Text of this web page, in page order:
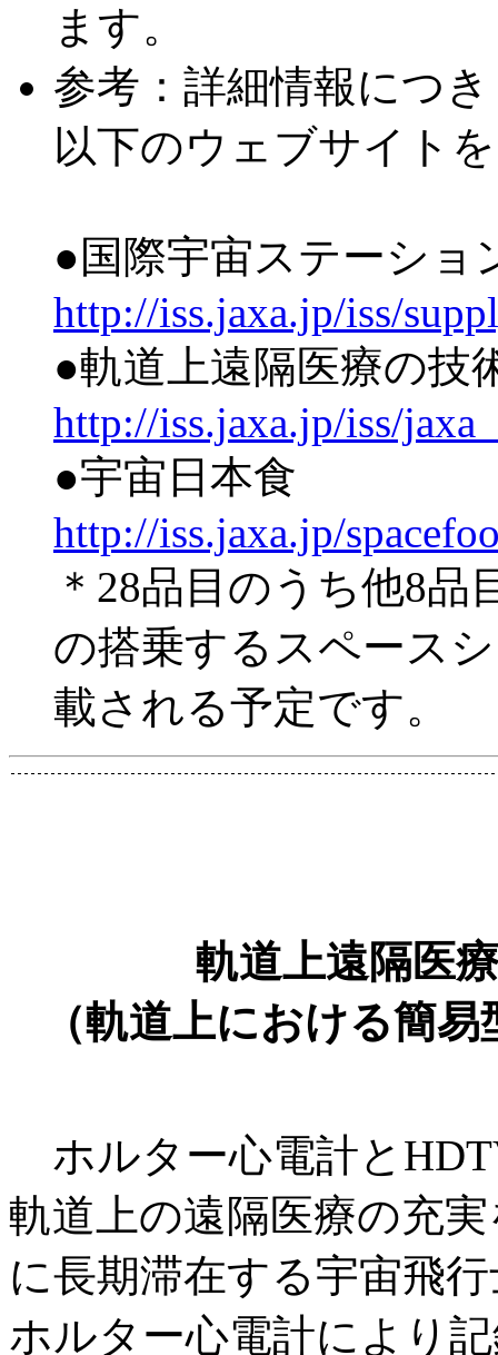
ます。
参考：詳細情報につ
以下のウェブサイト
●国際宇宙ステーショ
http://iss.jaxa.jp/iss/
●軌道上遠隔医療の
http://iss.jaxa.jp/iss/
●宇宙日本食
http://iss.jaxa.jp/
＊28品目のうち他8
の搭乗するスペース
載される予定です。
軌道上遠隔医
（軌道上における簡
ホルター心電計と
軌道上の遠隔医療の充
に長期滞在する宇宙飛
ホルター心電計により